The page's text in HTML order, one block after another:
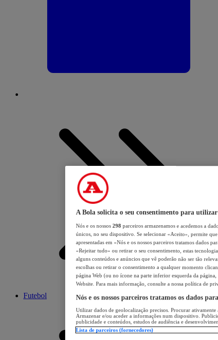
Futebol
A Bola solicita o seu consentimento para utilizar
Nós e os nossos 298 parceiros armazenamos e acedemos a
únicos, no seu dispositivo. Se selecionar «Aceito», permite
apresentadas em «Nós e os nossos parceiros tratamos dados
«Rejeitar tudo» ou retirar o seu consentimento, estas
alguns conteúdos e anúncios que vê poderão não ser tão
escolhas ou retirar o consentimento a qualquer momento
página Web (ou no ícone na parte inferior esquerda da página,
Website. Para mais informação, consulte a nossa política de
Nós e os nossos parceiros tratamos os dados
Utilizar dados de geolocalização precisos. Procurar
Armazenar e/ou aceder a informações num dispositivo.
publicidade e conteúdos, estudos de audiência e
Lista de parceiros (fornecedores)